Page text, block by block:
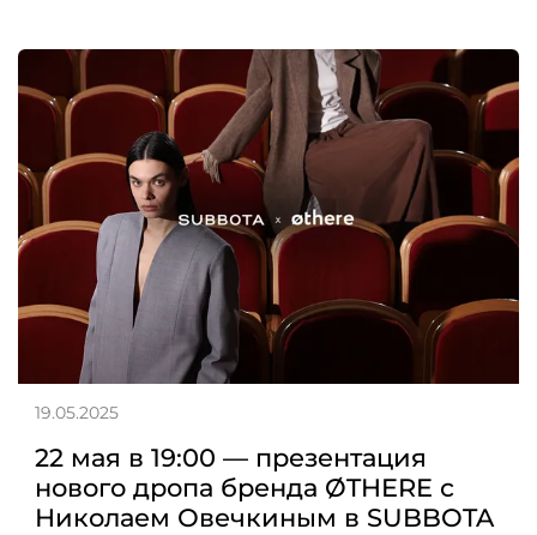
22 мая в 19:00 — презентация
нового дропа бренда ØTHERE с
Николаем Овечкиным в SUBBOTA
19.05.2025